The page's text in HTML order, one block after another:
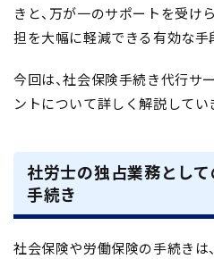
きと、万が一のサポートを受け
担を大幅に軽減できる有効な手
今回は、社会保険手続き代行サ
ントについて詳しく解説してい
社労士の独占業務とし
手続き
社会保険や労働保険の手続きは